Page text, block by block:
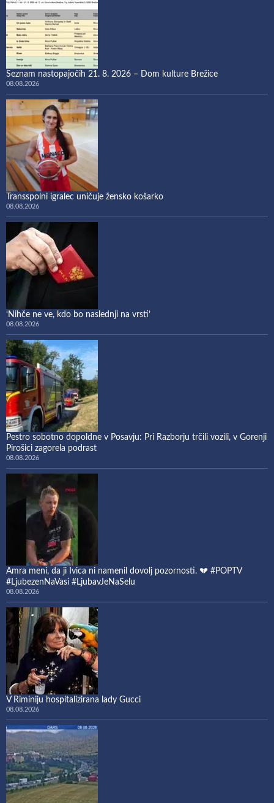
Seznam nastopajočih 21. 8. 2026 – Dom kulture Brežice
08.08.2026
Transspolni igralec uničuje žensko košarko
08.08.2026
‘Nihče ne ve, kdo bo naslednji na vrsti’
08.08.2026
Pestro sobotno dopoldne v Posavju: Pri Razborju trčili vozili, v Gorenji
Pirošici zagorela podrast
08.08.2026
Amra meni, da ji Ivica ni namenil dovolj pozornosti. 💔 #POPTV
#LjubezenNaVasi #LjubavJeNaSelu
08.08.2026
V Riminiju hospitalizirana lady Gucci
08.08.2026